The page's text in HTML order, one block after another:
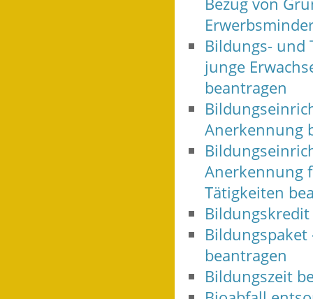
Bildungs- und
junge
beantragen
Anerkennung
Anerkennung
Tätigkeiten
beantragen
Bildungszeit